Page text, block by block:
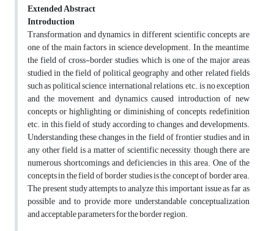
Extended Abstract
Introduction
Transformation and dynamics in different scientific concepts are
one of the main factors in science development. In the meantime,
the field of cross-border studies, which is one of the major areas
studied in the field of political geography and other related fields
such as political science, international relations, etc., is no exception
and the movement and dynamics caused introduction of new
concepts or highlighting or diminishing of concepts, redefinition
etc. in this field of study according to changes and developments.
Understanding these changes in the field of frontier studies and in
any other field is a matter of scientific necessity, though there are
numerous shortcomings and deficiencies in this area. One of the
concepts in the field of border studies is the concept of border area.
The present study attempts to analyze this important issue as far as
possible and to provide more understandable conceptualization
and acceptable parameters for the border region.